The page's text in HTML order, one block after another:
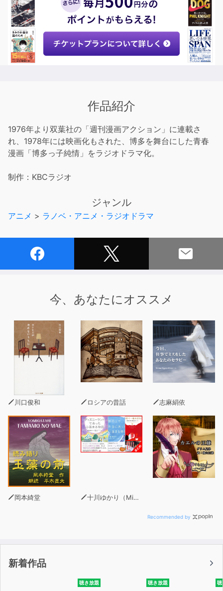
作品紹介
1976年より双葉社の「週刊漫画アクション」に連載さ
れ、1978年には映画化もされた、博多を舞台にした青春
漫画「博多っ子純情」をラジオドラマ化。
制作：KBCラジオ
ジャンル
アニメ > ラノベ・アニメ・ラジオドラマ
今、あなたにオススメ
川口俊和 ロシアの昔話 志麻絹依
岡本綺堂 十川ゆかり（MinxZone）
Recommended by
新着作品
聴き放題 聴き放題 聴